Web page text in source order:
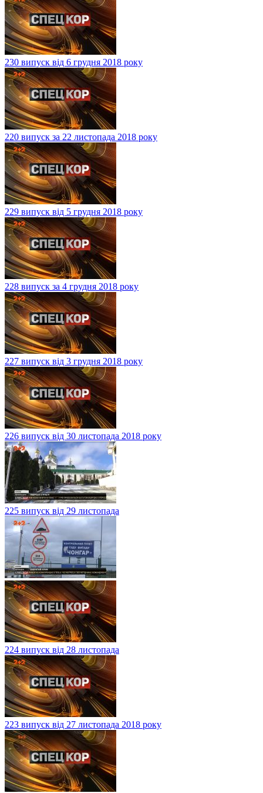
230 випуск від 6 грудня 2018 року
220 випуск за 22 листопада 2018 року
229 випуск від 5 грудня 2018 року
228 випуск за 4 грудня 2018 року
227 випуск від 3 грудня 2018 року
226 випуск від 30 листопада 2018 року
225 випуск від 29 листопада
224 випуск від 28 листопада
223 випуск від 27 листопада 2018 року